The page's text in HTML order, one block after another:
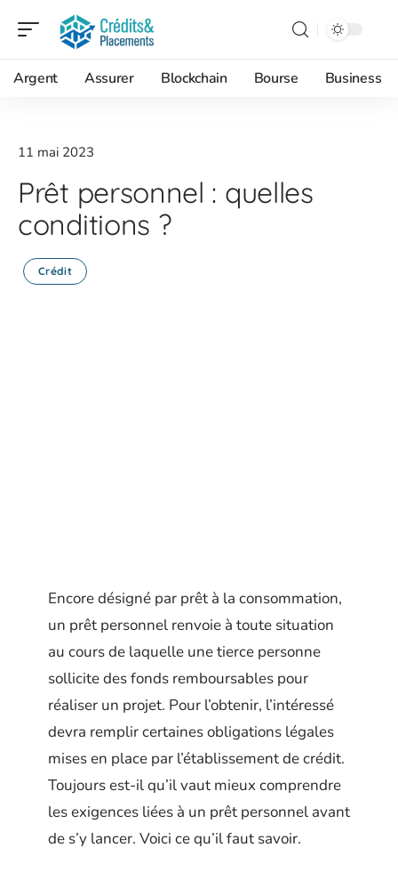
Argent Assurer Blockchain Bourse Business
11 mai 2023
Prêt personnel : quelles
conditions ?
Crédit
Encore désigné par prêt à la consommation,
un prêt personnel renvoie à toute situation
au cours de laquelle une tierce personne
sollicite des fonds remboursables pour
réaliser un projet. Pour l’obtenir, l’intéressé
devra remplir certaines obligations légales
mises en place par l’établissement de crédit.
Toujours est-il qu’il vaut mieux comprendre
les exigences liées à un prêt personnel avant
de s’y lancer. Voici ce qu’il faut savoir.